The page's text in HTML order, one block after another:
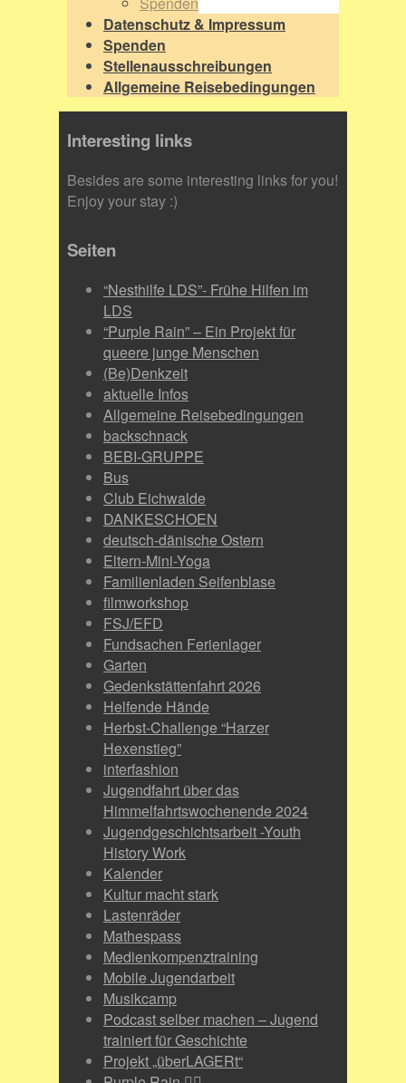
Datenschutz & Impressum
Spenden
Stellenausschreibungen
Allgemeine Reisebedingungen
Interesting links
Besides are some interesting links for you!
Enjoy your stay :)
Seiten
“Nesthilfe LDS”- Frühe Hilfen im
LDS
“Purple Rain” – Ein Projekt für
queere junge Menschen
(Be)Denkzeit
aktuelle Infos
Allgemeine Reisebedingungen
backschnack
BEBI-GRUPPE
Bus
Club Eichwalde
DANKESCHOEN
deutsch-dänische Ostern
Eltern-Mini-Yoga
Familienladen Seifenblase
filmworkshop
FSJ/EFD
Fundsachen Ferienlager
Garten
Gedenkstättenfahrt 2026
Helfende Hände
Herbst-Challenge “Harzer
Hexenstieg”
interfashion
Jugendfahrt über das
Himmelfahrtswochenende 2024
Jugendgeschichtsarbeit -Youth
History Work
Kalender
Kultur macht stark
Lastenräder
Mathespass
Medienkompenztraining
Mobile Jugendarbeit
Musikcamp
Podcast selber machen – Jugend
trainiert für Geschichte
Projekt „überLAGERt“